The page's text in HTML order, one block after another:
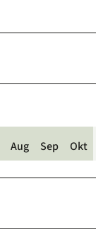
Aug Sep Okt